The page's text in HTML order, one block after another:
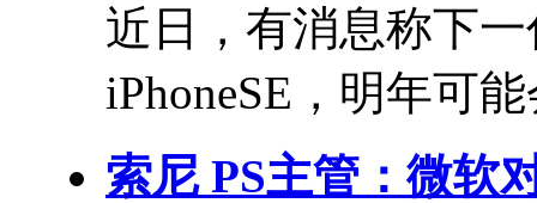
近日，有消息称下
iPhoneSE，明年可
索尼 PS主管：微软